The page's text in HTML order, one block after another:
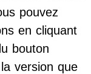
pouvez
en cliquant
bouton
version que